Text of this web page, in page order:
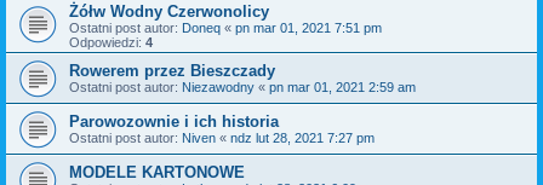
Żółw Wodny Czerwonolicy
Ostatni post autor: Doneq « pn mar 01, 2021 7:51 pm
Odpowiedzi: 4
Rowerem przez Bieszczady
Ostatni post autor: Niezawodny « pn mar 01, 2021 2:59 am
Parowozownie i ich historia
Ostatni post autor: Niven « ndz lut 28, 2021 7:27 pm
MODELE KARTONOWE